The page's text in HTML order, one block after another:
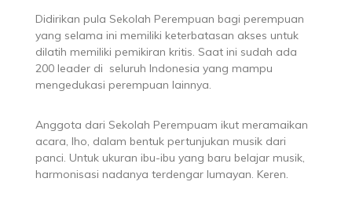
Didirikan pula Sekolah Perempuan bagi perempuan
yang selama ini memiliki keterbatasan akses untuk
dilatih memiliki pemikiran kritis. Saat ini sudah ada
200 leader di seluruh Indonesia yang mampu
mengedukasi perempuan lainnya.
Anggota dari Sekolah Perempuam ikut meramaikan
acara, lho, dalam bentuk pertunjukan musik dari
panci. Untuk ukuran ibu-ibu yang baru belajar musik,
harmonisasi nadanya terdengar lumayan. Keren.